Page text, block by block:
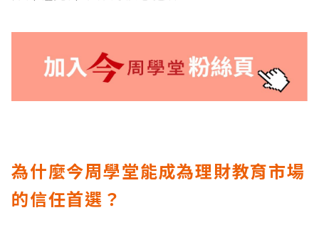
為什麼今周學堂能成為理財教育市場
的信任首選？